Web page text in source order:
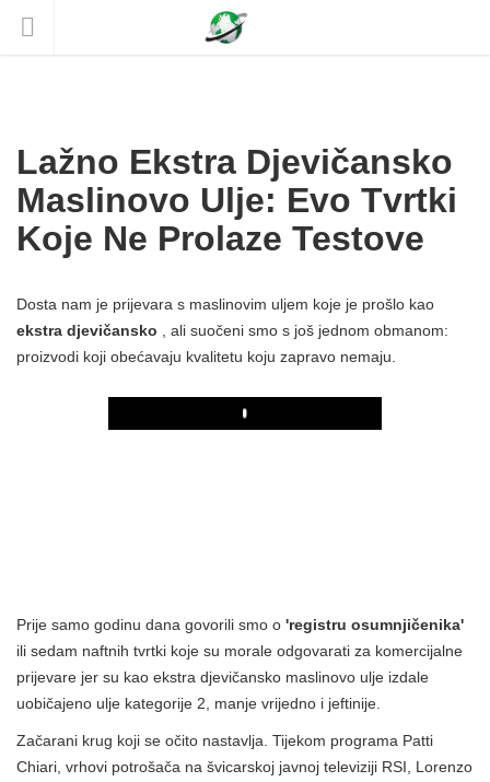
Lažno Ekstra Djevičansko
Maslinovo Ulje: Evo Tvrtki
Koje Ne Prolaze Testove
Dosta nam je prijevara s maslinovim uljem koje je prošlo kao
ekstra djevičansko , ali suočeni smo s još jednom obmanom:
proizvodi koji obećavaju kvalitetu koju zapravo nemaju.
Play
Prije samo godinu dana govorili smo o 'registru osumnjičenika'
ili sedam naftnih tvrtki koje su morale odgovarati za komercijalne
prijevare jer su kao ekstra djevičansko maslinovo ulje izdale
uobičajeno ulje kategorije 2, manje vrijedno i jeftinije.
Začarani krug koji se očito nastavlja. Tijekom programa Patti
Chiari, vrhovi potrošača na švicarskoj javnoj televiziji RSI, Lorenzo